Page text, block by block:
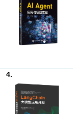
4.